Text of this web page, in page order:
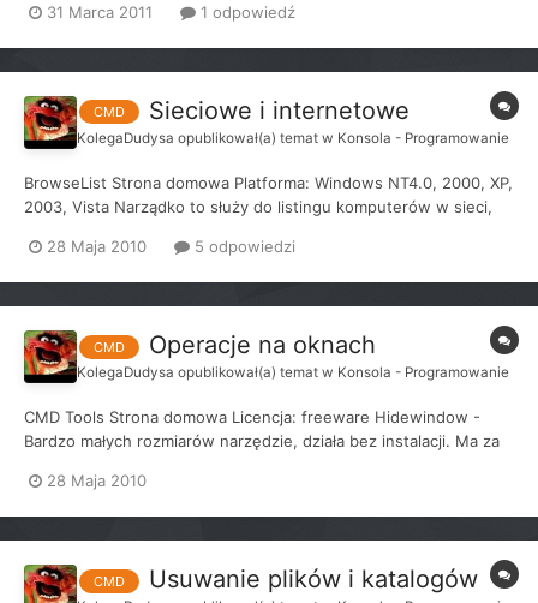
listy kontroli dostępu DACL, które identyfikują użytowników i
grupy, którym udzielono lub odmówiono uprawnień dostępu...
31 Marca 2011 1 odpowiedź
CMD Sieciowe i internetowe
KolegaDudysa opublikował(a) temat w Konsola - Programowanie
BrowseList Strona domowa Platforma: Windows NT4.0, 2000, XP,
2003, Vista Narządko to służy do listingu komputerów w sieci,
nie jest to zastępstwo polecenia net view. W skrócie narzędzie
to służy do wykazania jaki komputer jest kandydat...
28 Maja 2010 5 odpowiedzi
CMD Operacje na oknach
KolegaDudysa opublikował(a) temat w Konsola - Programowanie
CMD Tools Strona domowa Licencja: freeware Hidewindow -
Bardzo małych rozmiarów narzędzie, działa bez instalacji. Ma za
do wpisania nazwy tytułu okna, które ma zostać ukryte. W
menedżerze zadań nadal będzie widoczny p...
28 Maja 2010
CMD Usuwanie plików i katalogów